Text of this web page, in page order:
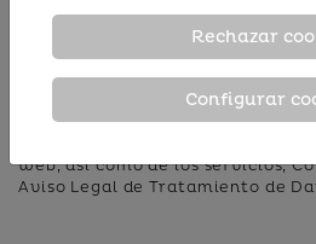
C) MODIFICACIONES EN EL SITIO
PRODUCTOS Y/O SERVICIOS
FUNDACIÓN CROMOSUMA se
modificar unilateralmente, y en
web, así como de los servicios,
Aviso Legal de Tratamiento de
Rechazar
Configurar